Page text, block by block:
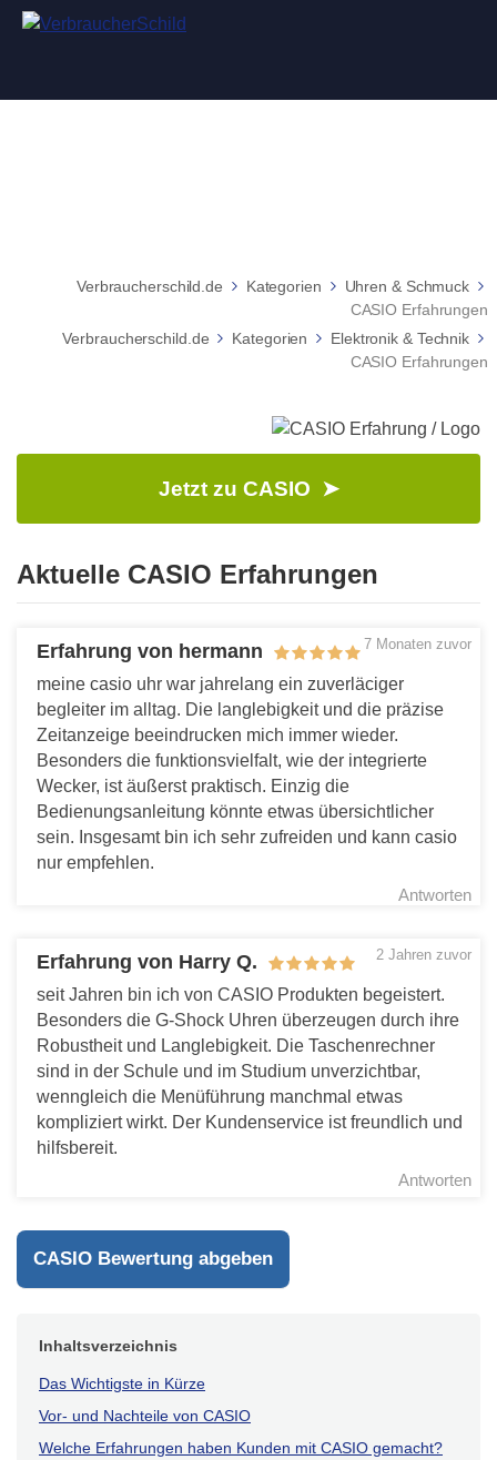
Verbraucherschild.de Kategorien
Uhren & Schmuck
CASIO Erfahrungen
Verbraucherschild.de
Kategorien
Elektronik & Technik
CASIO Erfahrungen
Jetzt zu CASIO ➤
Aktuelle CASIO Erfahrungen
Erfahrung von hermann 7 Monaten zuvor
meine casio uhr war jahrelang ein zuverläciger
begleiter im alltag. Die langlebigkeit und die präzise
Zeitanzeige beeindrucken mich immer wieder.
Besonders die funktionsvielfalt, wie der integrierte
Wecker, ist äußerst praktisch. Einzig die
Bedienungsanleitung könnte etwas übersichtlicher
sein. Insgesamt bin ich sehr zufreiden und kann casio
nur empfehlen.
Antworten
Erfahrung von Harry Q. 2 Jahren zuvor
seit Jahren bin ich von CASIO Produkten begeistert.
Besonders die G-Shock Uhren überzeugen durch ihre
Robustheit und Langlebigkeit. Die Taschenrechner
sind in der Schule und im Studium unverzichtbar,
wenngleich die Menüführung manchmal etwas
kompliziert wirkt. Der Kundenservice ist freundlich und
hilfsbereit.
Antworten
CASIO Bewertung abgeben
Inhaltsverzeichnis
Das Wichtigste in Kürze
Vor- und Nachteile von CASIO
Welche Erfahrungen haben Kunden mit CASIO gemacht?